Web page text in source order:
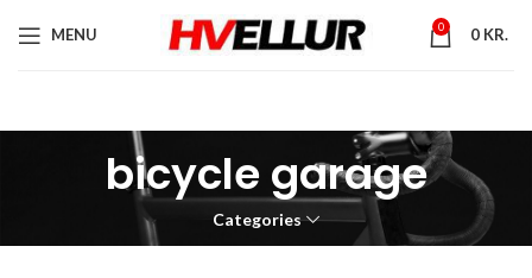
MENU 0 0 KR.
bicycle garage
Categories